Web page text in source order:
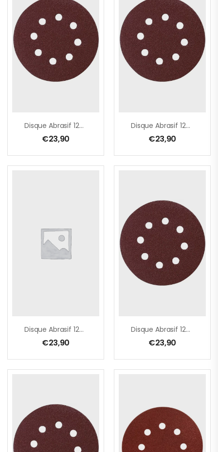
Disque Abrasif 125 Mm, 100G
€23,90
Disque Abrasif 125 Mm, 120G
€23,90
Disque Abrasif 125 Mm, 180G
€23,90
Disque Abrasif 125 Mm, 40G
€23,90